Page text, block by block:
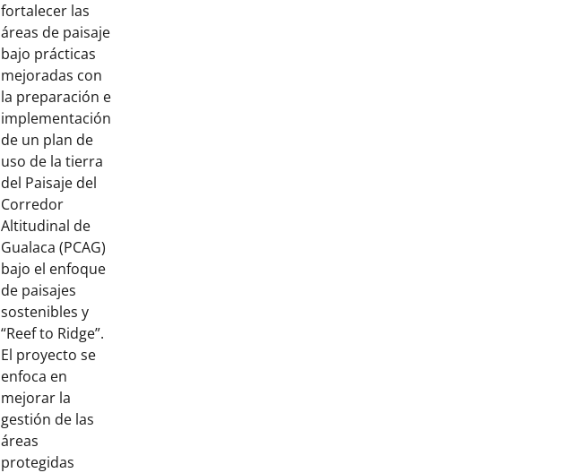
fortalecer las
áreas de paisaje
bajo prácticas
mejoradas con
la preparación e
implementación
de un plan de
uso de la tierra
del Paisaje del
Corredor
Altitudinal de
Gualaca (PCAG)
bajo el enfoque
de paisajes
sostenibles y
“Reef to Ridge”.
El proyecto se
enfoca en
mejorar la
gestión de las
áreas
protegidas